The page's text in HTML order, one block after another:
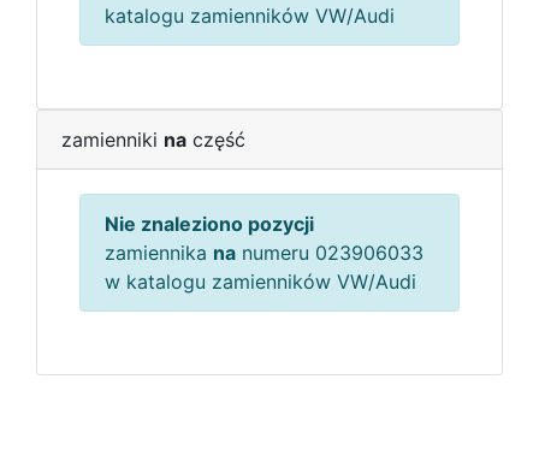
katalogu zamienników VW/Audi
zamienniki na część
Nie znaleziono pozycji
zamiennika na numeru 023906033
w katalogu zamienników VW/Audi